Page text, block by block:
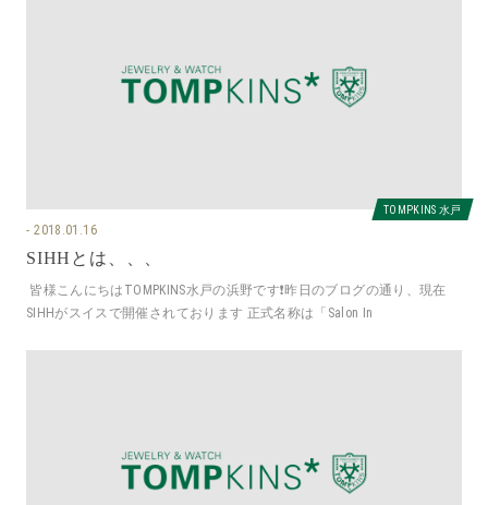
TOMPKINS 水戸
2018.01.16
SIHHとは、、、
皆様こんにちはTOMPKINS水戸の浜野です❗️昨日のブログの通り、現在
SIHHがスイスで開催されております 正式名称は「Salon In